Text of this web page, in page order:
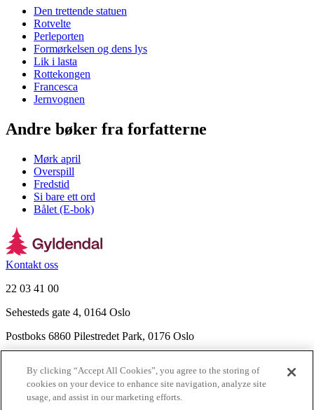
Den trettende statuen
Rotvelte
Perleporten
Formørkelsen og dens lys
Lik i lasta
Rottekongen
Francesca
Jernvognen
Andre bøker fra forfatterne
Mørk april
Overspill
Fredstid
Si bare ett ord
Bålet (E-bok)
Kontakt oss
22 03 41 00
Sehesteds gate 4, 0164 Oslo
Postboks 6860 Pilestredet Park, 0176 Oslo
Nyhetsbrev
Ledige stillinger
By clicking “Accept All Cookies”, you agree to the storing of
cookies on your device to enhance site navigation, analyze site
usage, and assist in our marketing efforts.